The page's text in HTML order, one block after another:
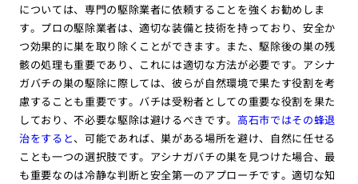
については、専門の駆除業者に依頼することを強くお勧めしま
す。プロの駆除業者は、適切な装備と技術を持っており、安全か
つ効果的に巣を取り除くことができます。また、駆除後の巣の残
骸の処理も重要であり、これには適切な方法が必要です。アシナ
ガバチの巣の駆除に際しては、彼らが自然環境で果たす役割を考
慮することも重要です。バチは受粉者としての重要な役割を果た
しており、不必要な駆除は避けるべきです。高石市ではその蜂退
治をすると、可能であれば、巣がある場所を避け、自然に任せる
ことも一つの選択肢です。アシナガバチの巣を見つけた場合、最
も重要なのは冷静な判断と安全第一のアプローチです。適切な知